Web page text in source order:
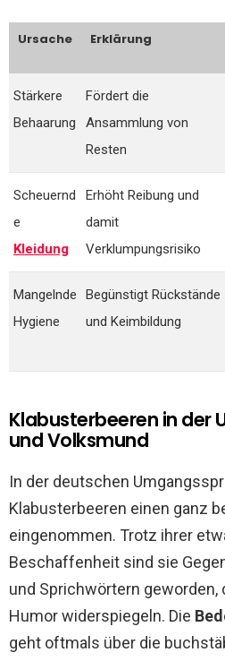
Ursache Erklärung
Stärkere
Behaarung
Fördert die
Ansammlung von
Resten
Scheuernd
e
Kleidung
Erhöht Reibung und
damit
Verklumpungsrisiko
Mangelnde
Hygiene
Begünstigt Rückstände
und Keimbildung
Klabusterbeeren in der
und Volksmund
In der deutschen
Klabusterbeeren einen ganz
eingenommen. Trotz ihrer
Beschaffenheit sind sie
und Sprichwörtern
Humor widerspiegeln. Die
geht oftmals über die